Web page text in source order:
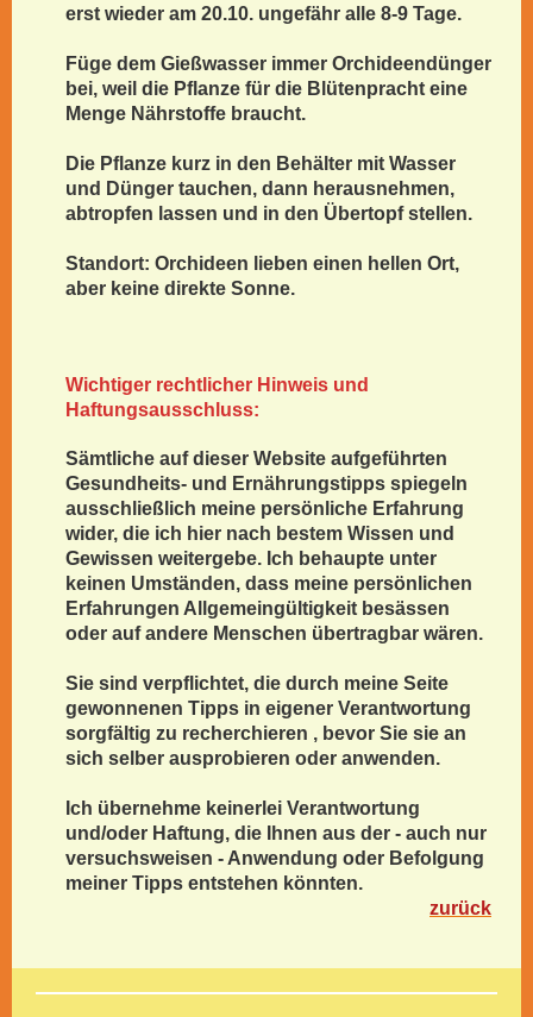
erst wieder am 20.10. ungefähr alle 8-9 Tage.
Füge dem Gießwasser immer Orchideendünger
bei, weil die Pflanze für die Blütenpracht eine
Menge Nährstoffe braucht.
Die Pflanze kurz in den Behälter mit Wasser
und Dünger tauchen, dann herausnehmen,
abtropfen lassen und in den Übertopf stellen.
Standort: Orchideen lieben einen hellen Ort,
aber keine direkte Sonne.
Wichtiger rechtlicher Hinweis und
Haftungsausschluss:
Sämtliche auf dieser Website aufgeführten
Gesundheits- und Ernährungstipps spiegeln
ausschließlich meine persönliche Erfahrung
wider, die ich hier nach bestem Wissen und
Gewissen weitergebe. Ich behaupte unter
keinen Umständen, dass meine persönlichen
Erfahrungen Allgemeingültigkeit besässen
oder auf andere Menschen übertragbar wären.
Sie sind verpflichtet, die durch meine Seite
gewonnenen Tipps in eigener Verantwortung
sorgfältig zu recherchieren , bevor Sie sie an
sich selber ausprobieren oder anwenden.
Ich übernehme keinerlei Verantwortung
und/oder Haftung, die Ihnen aus der - auch nur
versuchsweisen - Anwendung oder Befolgung
meiner Tipps entstehen könnten.
zurück